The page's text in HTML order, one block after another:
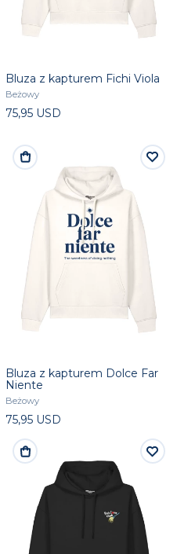
Bluza z kapturem Fichi Viola
Beżowy
75,95 USD
Bluza z kapturem Dolce Far
Niente
Beżowy
75,95 USD